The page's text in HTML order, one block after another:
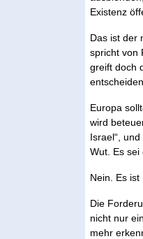
Existenz
Das ist der
spricht von
greift doch
Europa
wird
Israel“,
Wut. Es sei
Nein. Es ist
Die
nicht nur
mehr